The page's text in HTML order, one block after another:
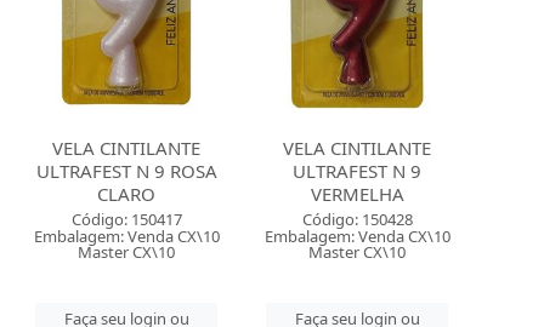
VELA CINTILANTE
ULTRAFEST N 9 ROSA
CLARO
Código: 150417
Embalagem: Venda CX\10
Master CX\10
Faça seu login ou
VELA CINTILANTE
ULTRAFEST N 9
VERMELHA
Código: 150428
Embalagem: Venda CX\10
Master CX\10
Faça seu login ou